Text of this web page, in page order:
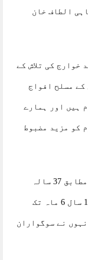
والے 22 سالہ سپاہی الطاف خان
خوارج کی تلاش کے
کے مسلح افواج
ہیں اور ہمارے
کو مزید مضبوط
آئی ایس پی آر کی جانب سے جاری تفصیلات کے مطابق 37 سالہ
حوال دار انعام گل شہید نے پاک فوج میں 15 سال 6 ماہ تک
نے سوگواران